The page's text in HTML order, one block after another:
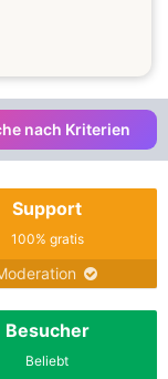
nach Kriterien
Support
100% gratis
Besucher
Beliebt